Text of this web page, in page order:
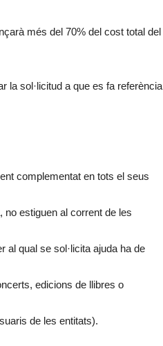
més del 70% del cost total del
la sol·licitud a que es fa referència
complementat en tots el seus
no estiguen al corrent de les
al qual se sol·licita ajuda ha de
edicions de llibres o
de les entitats).